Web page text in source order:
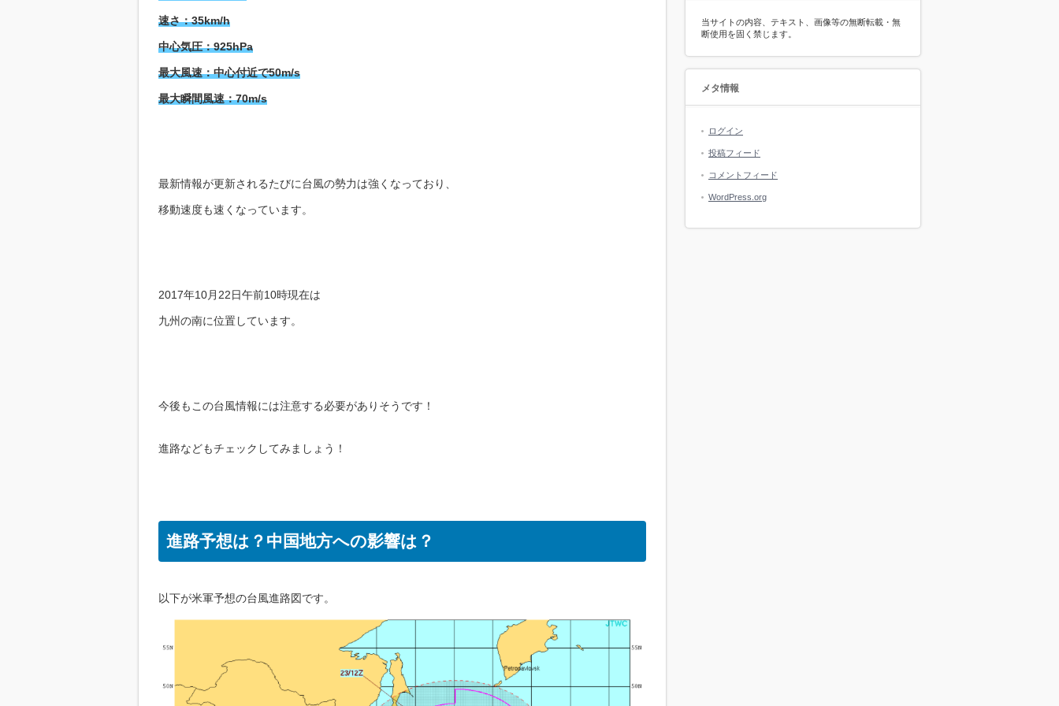
速さ：35km/h
中心気圧：925hPa
最大風速：中心付近で50m/s
最大瞬間風速：70m/s
最新情報が更新されるたびに台風の勢力は強くなっており、
移動速度も速くなっています。
2017年10月22日午前10時現在は
九州の南に位置しています。
今後もこの台風情報には注意する必要がありそうです！
進路などもチェックしてみましょう！
進路予想は？中国地方への影響は？
以下が米軍予想の台風進路図です。
当サイトの内容、テキスト、画像等の無断転載・無
断使用を固く禁じます。
メタ情報
ログイン
投稿フィード
コメントフィード
WordPress.org